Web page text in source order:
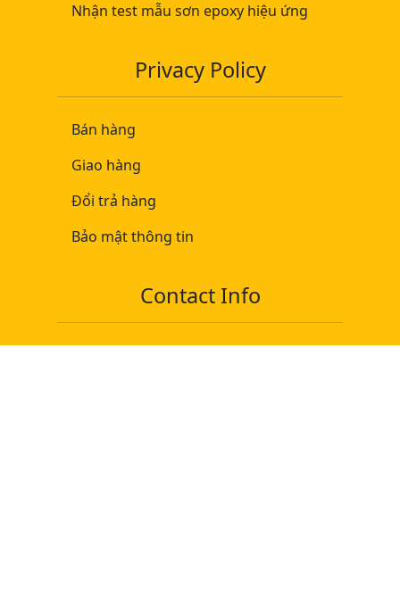
Nhận test mẫu sơn epoxy hiệu ứng
Privacy Policy
Bán hàng
Giao hàng
Đổi trả hàng
Bảo mật thông tin
Contact Info